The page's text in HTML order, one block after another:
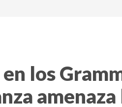
en los
amenaza